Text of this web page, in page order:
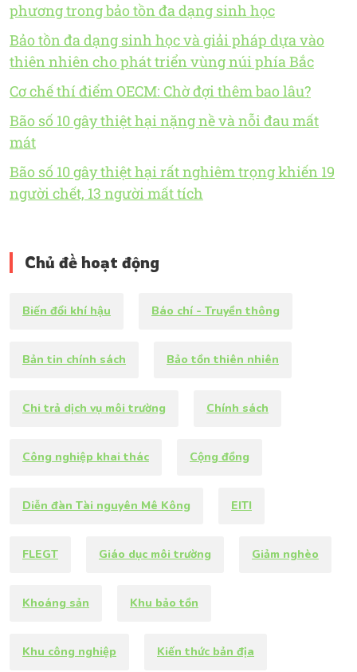
phương trong bảo tồn đa dạng sinh học
Bảo tồn đa dạng sinh học và giải pháp dựa vào
thiên nhiên cho phát triển vùng núi phía Bắc
Cơ chế thí điểm OECM: Chờ đợi thêm bao lâu?
Bão số 10 gây thiệt hại nặng nề và nỗi đau mất
mát
Bão số 10 gây thiệt hại rất nghiêm trọng khiến 19
người chết, 13 người mất tích
Chủ đề hoạt động
Biến đổi khí hậu Báo chí - Truyền thông
Bản tin chính sách Bảo tồn thiên nhiên
Chi trả dịch vụ môi trường Chính sách
Công nghiệp khai thác Cộng đồng
Diễn đàn Tài nguyên Mê Kông EITI
FLEGT Giáo dục môi trường Giảm nghèo
Khoáng sản Khu bảo tồn
Khu công nghiệp Kiến thức bản địa